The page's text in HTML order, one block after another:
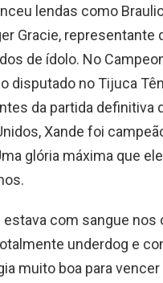
lendas como
Gracie, representante
de ídolo. No
disputado no Tijuca
da partida definitiva
Xande foi
glória máxima que
estava com sangue nos
underdog e
muito boa para